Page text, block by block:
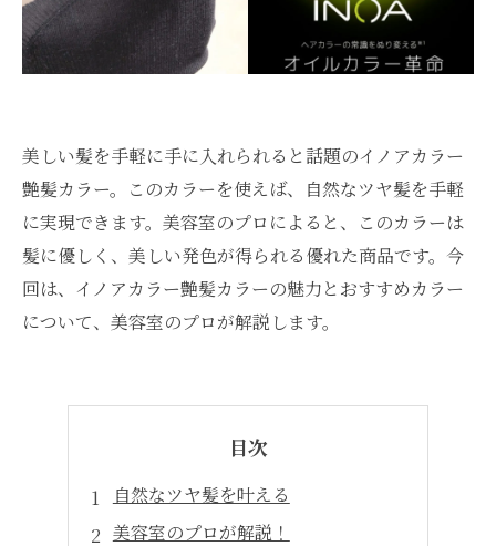
美しい髪を手軽に手に入れられると話題のイノアカラー
艶髪カラー。このカラーを使えば、自然なツヤ髪を手軽
に実現できます。美容室のプロによると、このカラーは
髪に優しく、美しい発色が得られる優れた商品です。今
回は、イノアカラー艶髪カラーの魅力とおすすめカラー
について、美容室のプロが解説します。
目次
自然なツヤ髪を叶える
美容室のプロが解説！